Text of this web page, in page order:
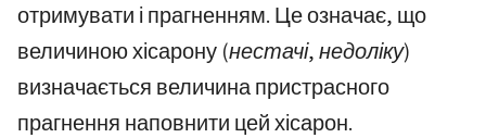
отримувати і прагненням. Це означає, що
величиною хісарону (нестачі, недоліку)
визначається величина пристрасного
прагнення наповнити цей хісарон.